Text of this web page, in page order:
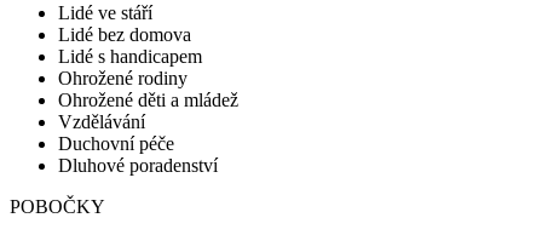
Lidé ve stáří
Lidé bez domova
Lidé s handicapem
Ohrožené rodiny
Ohrožené děti a mládež
Vzdělávání
Duchovní péče
Dluhové poradenství
POBOČKY